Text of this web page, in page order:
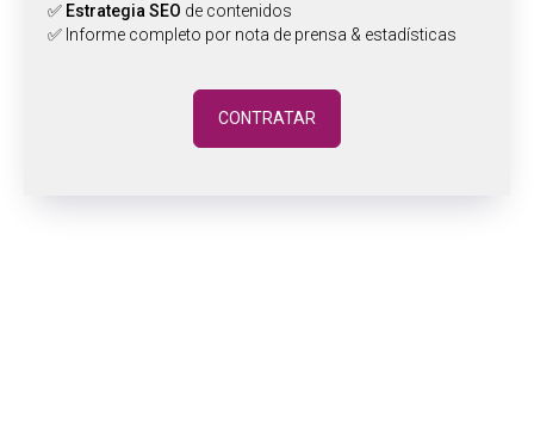
✅ Estrategia SEO de contenidos
✅ Informe completo por nota de prensa & estadísticas
CONTRATAR